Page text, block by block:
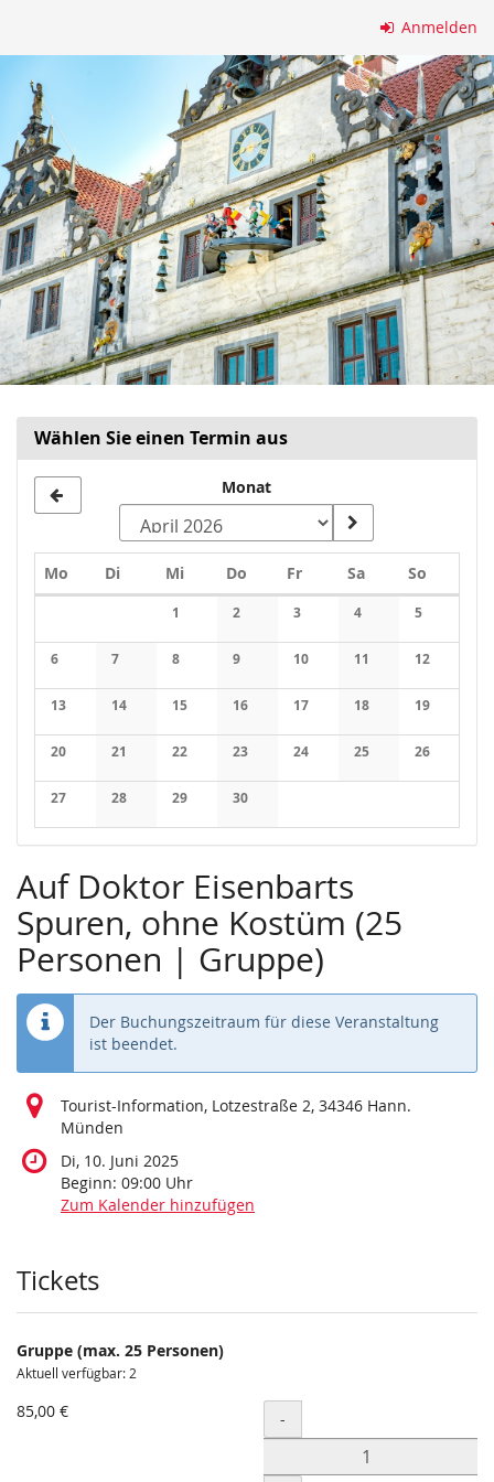
springen
Anmelden
Wählen Sie einen Termin aus
Monat
Mo Montag
DiDienstag
MiMittwoch
Do Donnerstag
FrFreitagSaSamstag
So
1
Keine Veranstaltungen
2
Keine Veranstaltungen
3
Keine Veranstaltungen
4
Keine
5
Keine
6
Keine Veranstaltungen
7
Keine Veranstaltungen
8
Keine Veranstaltungen
9
Keine Veranstaltungen
10
Keine Veranstaltungen
11
Keine
12
Keine
13
Keine Veranstaltungen
14
Keine Veranstaltungen
15
Keine Veranstaltungen
16
Keine Veranstaltungen
17
Keine Veranstaltungen
18
Keine
19
Keine
20
Keine Veranstaltungen
21
Keine Veranstaltungen
22
Keine Veranstaltungen
23
Keine Veranstaltungen
24
Keine Veranstaltungen
25
Keine
26
Keine
27
Keine Veranstaltungen
28
Keine Veranstaltungen
29
Keine Veranstaltungen
30
Keine Veranstaltungen
Auf Doktor Eisenbarts
Spuren, ohne Kostüm (25
Personen | Gruppe)
Der Buchungszeitraum für diese Veranstaltung
ist beendet.
Tourist-Information, Lotzestraße 2, 34346 Hann.
Münden
Di, 10. Juni 2025
Beginn: 09:00 Uhr
Zum Kalender hinzufügen
Produkte
Tickets
Gruppe (max. 25 Personen)
Aktuell verfügbar: 2
85,00 € Menge
-